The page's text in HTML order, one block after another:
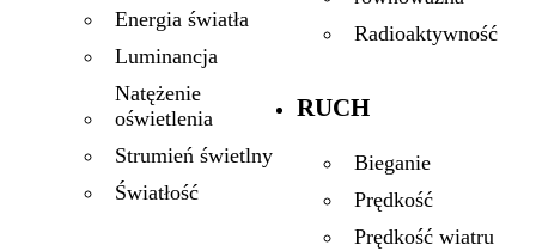
Energia światła
Luminancja
Natężenie
oświetlenia
Strumień świetlny
Światłość
Radioaktywność
RUCH
Bieganie
Prędkość
Prędkość wiatru